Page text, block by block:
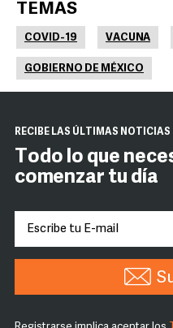
TEMAS
COVID-19 VACUNA
GOBIERNO DE MÉXICO
RECIBE LAS ÚLTIMAS NOTICIAS
Todo lo que
comenzar tu día